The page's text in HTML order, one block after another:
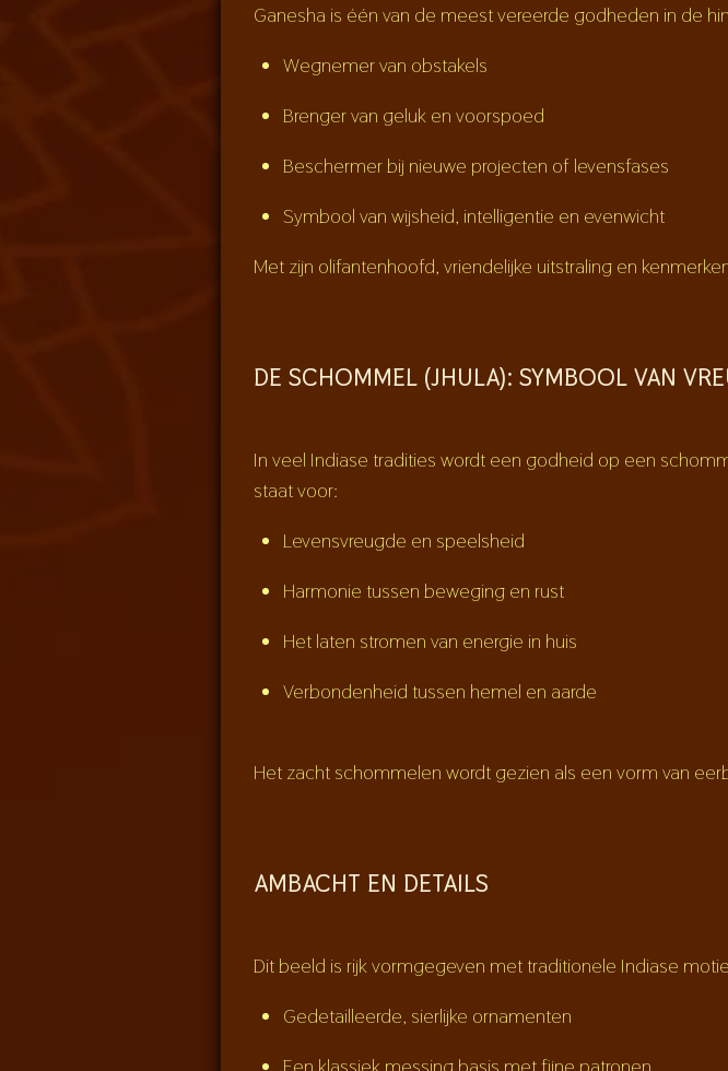
Ganesha is één van de meest vereerde godheden in de
Wegnemer van obstakels
Brenger van geluk en voorspoed
Beschermer bij nieuwe projecten of levensfases
Symbool van wijsheid, intelligentie en evenwicht
Met zijn olifantenhoofd, vriendelijke uitstraling en
DE SCHOMMEL (JHULA): SYMBOOL VAN
In veel Indiase tradities wordt een godheid op een
staat voor:
Levensvreugde en speelsheid
Harmonie tussen beweging en rust
Het laten stromen van energie in huis
Verbondenheid tussen hemel en aarde
Het zacht schommelen wordt gezien als een vorm van
AMBACHT EN DETAILS
Dit beeld is rijk vormgegeven met traditionele Indiase
Gedetailleerde, sierlijke ornamenten
Een klassiek messing basis met fijne patronen